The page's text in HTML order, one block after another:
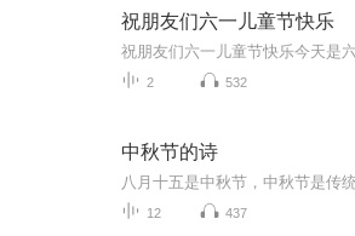
祝朋友们六一儿童节快乐
2 532
中秋节的诗
12 437